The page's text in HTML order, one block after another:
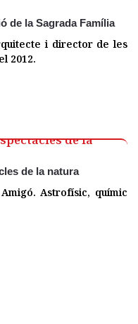
de la Sagrada Família
i director de les
2012.
de la natura
Astrofísic, químic